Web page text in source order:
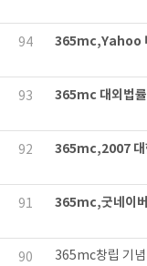
94 365mc,Yahoo
93 365mc 대외법률
92 365mc,2007 대
91 365mc,굿네이버
90 365mc창립 기념